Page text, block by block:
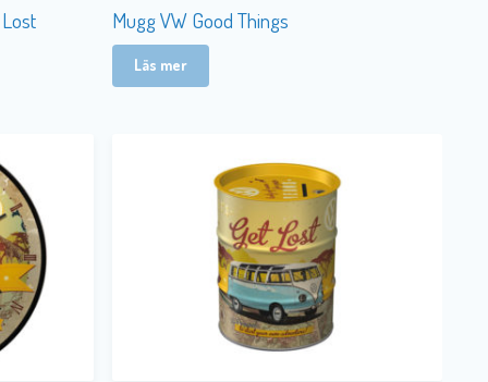
Mugg VW Good Things
Läs mer